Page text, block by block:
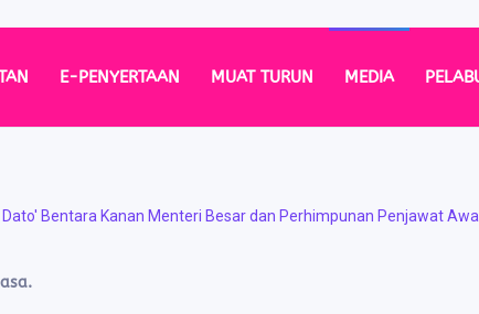
E-PENYERTAAN MUAT TURUN MEDIA
Bentara Kanan Menteri Besar dan Perhimpunan Penjawat
.